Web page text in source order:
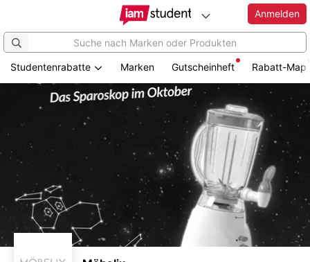
Hauptinhalt
Anmelden
Studentenrabatte Marken Gutscheinheft Rabatt-Map